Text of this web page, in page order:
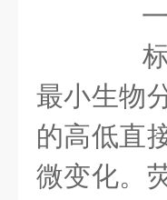
标
最小生物
的高低直
微变化。